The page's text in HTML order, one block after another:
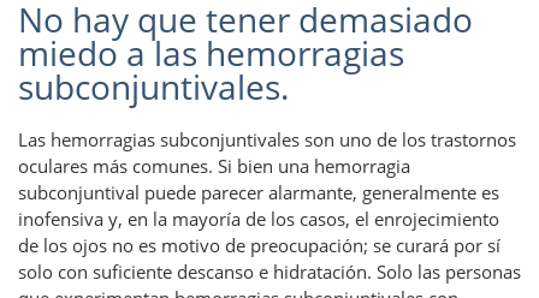
No hay que tener demasiado
miedo a las hemorragias
subconjuntivales.
Las hemorragias subconjuntivales son uno de los trastornos
oculares más comunes. Si bien una hemorragia
subconjuntival puede parecer alarmante, generalmente es
inofensiva y, en la mayoría de los casos, el enrojecimiento
de los ojos no es motivo de preocupación; se curará por sí
solo con suficiente descanso e hidratación. Solo las personas